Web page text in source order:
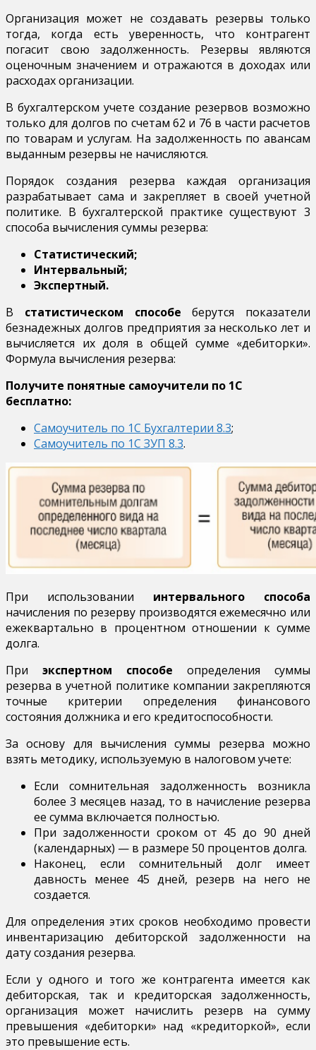
Организация может не создавать резервы только
тогда, когда есть уверенность, что контрагент
погасит свою задолженность. Резервы являются
оценочным значением и отражаются в доходах или
расходах организации.
В бухгалтерском учете создание резервов возможно
только для долгов по счетам 62 и 76 в части расчетов
по товарам и услугам. На задолженность по авансам
выданным резервы не начисляются.
Порядок создания резерва каждая организация
разрабатывает сама и закрепляет в своей учетной
политике. В бухгалтерской практике существуют 3
способа вычисления суммы резерва:
Статистический;
Интервальный;
Экспертный.
В статистическом способе берутся показатели
безнадежных долгов предприятия за несколько лет и
вычисляется их доля в общей сумме «дебиторки».
Формула вычисления резерва:
Получите понятные самоучители по 1С
бесплатно:
Самоучитель по 1С Бухгалтерии 8.3;
Самоучитель по 1С ЗУП 8.3.
При использовании интервального способа
начисления по резерву производятся ежемесячно или
ежеквартально в процентном отношении к сумме
долга.
При экспертном способе определения суммы
резерва в учетной политике компании закрепляются
точные критерии определения финансового
состояния должника и его кредитоспособности.
За основу для вычисления суммы резерва можно
взять методику, используемую в налоговом учете:
Если сомнительная задолженность возникла
более 3 месяцев назад, то в начисление резерва
ее сумма включается полностью.
При задолженности сроком от 45 до 90 дней
(календарных) — в размере 50 процентов долга.
Наконец, если сомнительный долг имеет
давность менее 45 дней, резерв на него не
создается.
Для определения этих сроков необходимо провести
инвентаризацию дебиторской задолженности на
дату создания резерва.
Если у одного и того же контрагента имеется как
дебиторская, так и кредиторская задолженность,
организация может начислить резерв на сумму
превышения «дебиторки» над «кредиторкой», если
это превышение есть.